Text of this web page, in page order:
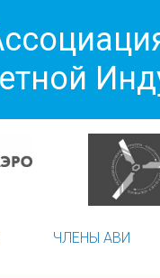
ЧЛЕНЫ АВИ